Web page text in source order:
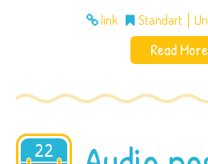
link Standart
Read More
22